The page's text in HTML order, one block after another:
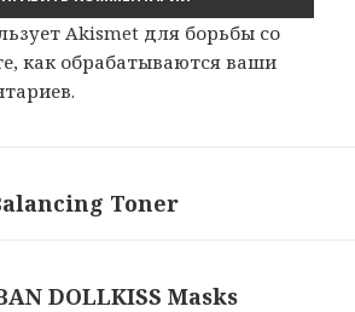
Akismet для борьбы со
как обрабатываются ваши
.
Toner
DOLLKISS Masks